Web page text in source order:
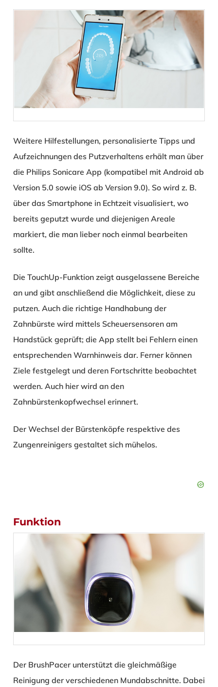
Weitere Hilfestellungen, personalisierte Tipps und
Aufzeichnungen des Putzverhaltens erhält man über
die Philips Sonicare App (kompatibel mit Android ab
Version 5.0 sowie iOS ab Version 9.0). So wird z. B.
über das Smartphone in Echtzeit visualisiert, wo
bereits geputzt wurde und diejenigen Areale
markiert, die man lieber noch einmal bearbeiten
sollte.
Die TouchUp-Funktion zeigt ausgelassene Bereiche
an und gibt anschließend die Möglichkeit, diese zu
putzen. Auch die richtige Handhabung der
Zahnbürste wird mittels Scheuersensoren am
Handstück geprüft; die App stellt bei Fehlern einen
entsprechenden Warnhinweis dar. Ferner können
Ziele festgelegt und deren Fortschritte beobachtet
werden. Auch hier wird an den
Zahnbürstenkopfwechsel erinnert.
Der Wechsel der Bürstenköpfe respektive des
Zungenreinigers gestaltet sich mühelos.
Funktion
Der BrushPacer unterstützt die gleichmäßige
Reinigung der verschiedenen Mundabschnitte. Dabei